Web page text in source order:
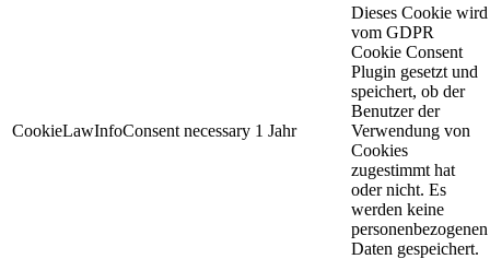
CookieLawInfoConsent necessary 1 Jahr
Dieses Cookie wird
vom GDPR
Cookie Consent
Plugin gesetzt und
speichert, ob der
Benutzer der
Verwendung von
Cookies
zugestimmt hat
oder nicht. Es
werden keine
personenbezogenen
Daten gespeichert.